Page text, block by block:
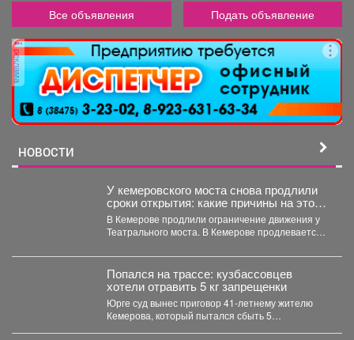
Все объявления Подать объявление
реклама
НОВОСТИ
У кемеровского моста снова продлили
сроки открытия: какие причины на этот
раз
В Кемерове продлили ограничение движения у
Театрального моста. В Кемерове продлевается
Попался на трассе: кузбассовцев
хотели отравить 5 кг запрещенки
Юрге суд вынес приговор 41-летнему жителю
Кемерова, который пытался сбыть 5